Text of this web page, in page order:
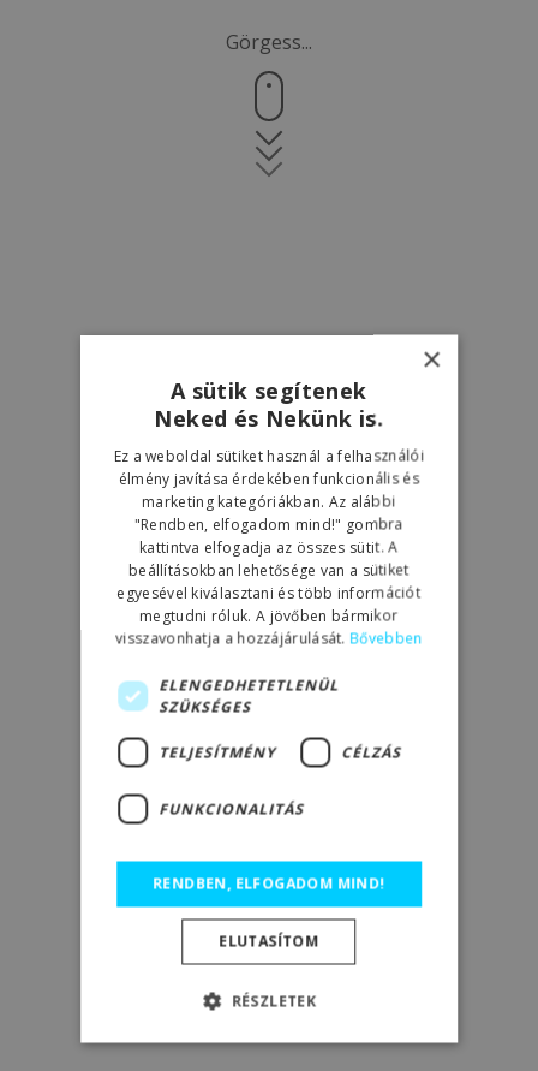
Görgess...
×
A sütik segítenek
Neked és Nekünk is.
Ez a weboldal sütiket használ a felhasználói
élmény javítása érdekében funkcionális és
marketing kategóriákban. Az alábbi
"Rendben, elfogadom mind!" gombra
kattintva elfogadja az összes sütit. A
beállításokban lehetősége van a sütiket
egyesével kiválasztani és több információt
megtudni róluk. A jövőben bármikor
visszavonhatja a hozzájárulását. Bővebben
ELENGEDHETETLENÜL
SZÜKSÉGES
TELJESÍTMÉNY CÉLZÁS
FUNKCIONALITÁS
RENDBEN, ELFOGADOM MIND!
ELUTASÍTOM
RÉSZLETEK